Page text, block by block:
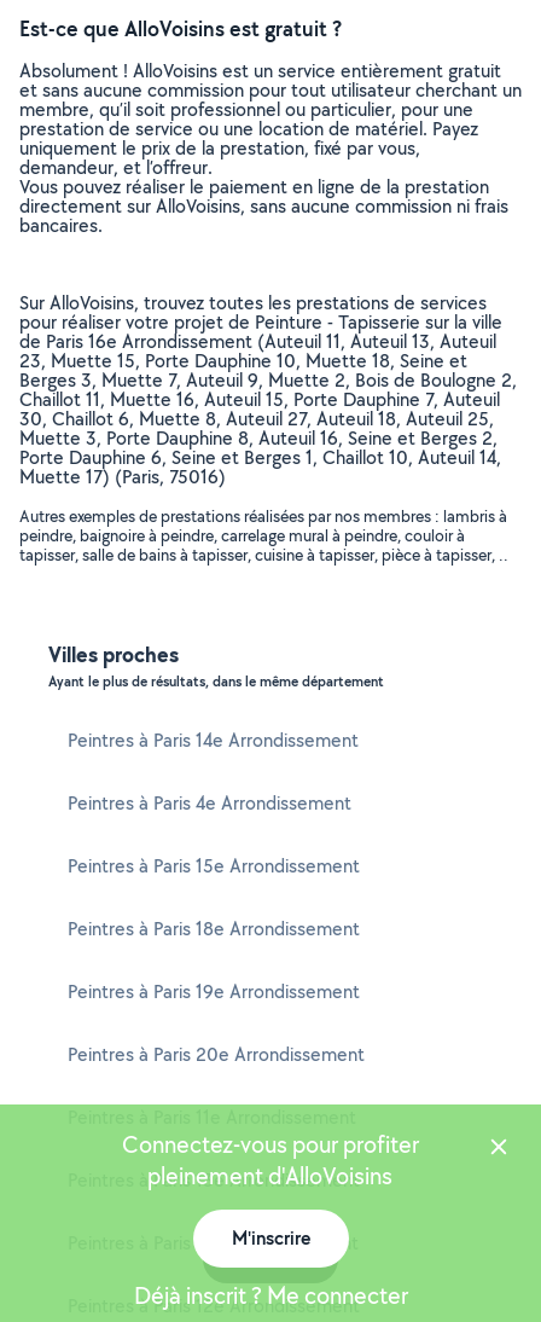
Est-ce que AlloVoisins est gratuit ?
Absolument ! AlloVoisins est un service entièrement gratuit
et sans aucune commission pour tout utilisateur cherchant un
membre, qu’il soit professionnel ou particulier, pour une
prestation de service ou une location de matériel. Payez
uniquement le prix de la prestation, fixé par vous,
demandeur, et l’offreur.
Vous pouvez réaliser le paiement en ligne de la prestation
directement sur AlloVoisins, sans aucune commission ni frais
bancaires.
Sur AlloVoisins, trouvez toutes les prestations de services
pour réaliser votre projet de Peinture - Tapisserie sur la ville
de Paris 16e Arrondissement (Auteuil 11, Auteuil 13, Auteuil
23, Muette 15, Porte Dauphine 10, Muette 18, Seine et
Berges 3, Muette 7, Auteuil 9, Muette 2, Bois de Boulogne 2,
Chaillot 11, Muette 16, Auteuil 15, Porte Dauphine 7, Auteuil
30, Chaillot 6, Muette 8, Auteuil 27, Auteuil 18, Auteuil 25,
Muette 3, Porte Dauphine 8, Auteuil 16, Seine et Berges 2,
Porte Dauphine 6, Seine et Berges 1, Chaillot 10, Auteuil 14,
Muette 17) (Paris, 75016)
Autres exemples de prestations réalisées par nos membres : lambris à
peindre, baignoire à peindre, carrelage mural à peindre, couloir à
tapisser, salle de bains à tapisser, cuisine à tapisser, pièce à tapisser, ..
Villes proches
Ayant le plus de résultats, dans le même département
Peintres à Paris 14e Arrondissement
Peintres à Paris 4e Arrondissement
Peintres à Paris 15e Arrondissement
Peintres à Paris 18e Arrondissement
Peintres à Paris 19e Arrondissement
Peintres à Paris 20e Arrondissement
Peintres à Paris 13e Arrondissement
Peintres à Paris 17e Arrondissement
Peintres à Paris 12e Arrondissement
Connectez-vous pour profiter
pleinement d'AlloVoisins
M'inscrire
Déjà inscrit ? Me connecter